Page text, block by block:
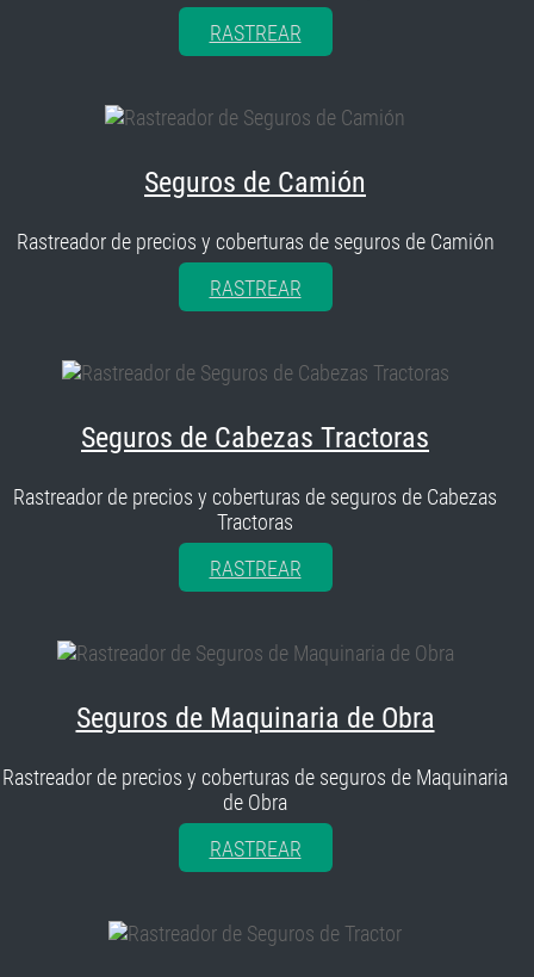
RASTREAR
Seguros de Camión
Rastreador de precios y coberturas de seguros de Camión
RASTREAR
Seguros de Cabezas Tractoras
Rastreador de precios y coberturas de seguros de Cabezas
Tractoras
RASTREAR
Seguros de Maquinaria de Obra
Rastreador de precios y coberturas de seguros de Maquinaria
de Obra
RASTREAR